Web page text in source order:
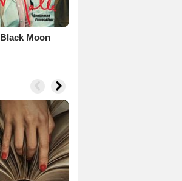
Black Moon